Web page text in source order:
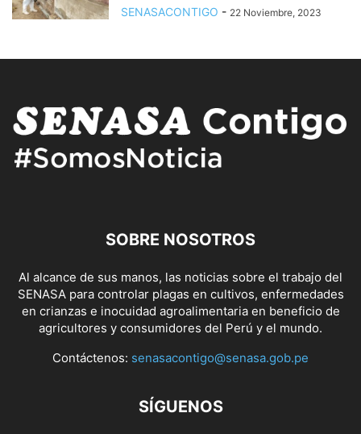
SENASACONTIGO - 22 Noviembre, 2023
SOBRE NOSOTROS
Al alcance de sus manos, las noticias sobre el trabajo del
SENASA para controlar plagas en cultivos, enfermedades
en crianzas e inocuidad agroalimentaria en beneficio de
agricultores y consumidores del Perú y el mundo.
Contáctenos: senasacontigo@senasa.gob.pe
SÍGUENOS